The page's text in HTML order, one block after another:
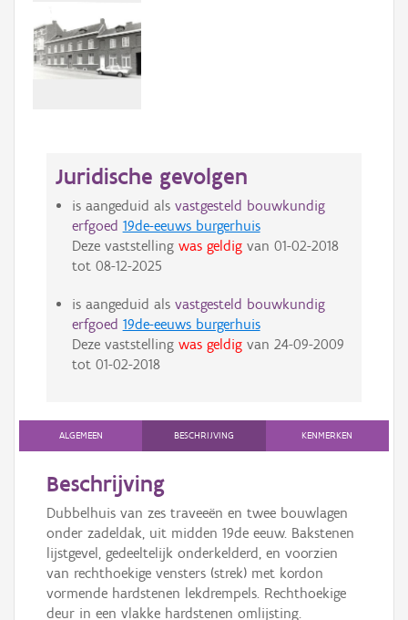
Juridische gevolgen
is aangeduid als vastgesteld bouwkundig
erfgoed 19de-eeuws burgerhuis
Deze vaststelling was geldigvan 01-02-2018
tot 08-12-2025
is aangeduid als vastgesteld bouwkundig
erfgoed 19de-eeuws burgerhuis
Deze vaststelling was geldigvan 24-09-2009
tot 01-02-2018
ALGEMEEN BESCHRIJVING KENMERKEN
Beschrijving
Dubbelhuis van zes traveeën en twee bouwlagen
onder zadeldak, uit midden 19de eeuw. Bakstenen
lijstgevel, gedeeltelijk onderkelderd, en voorzien
van rechthoekige vensters (strek) met kordon
vormende hardstenen lekdrempels. Rechthoekige
deur in een vlakke hardstenen omlijsting.